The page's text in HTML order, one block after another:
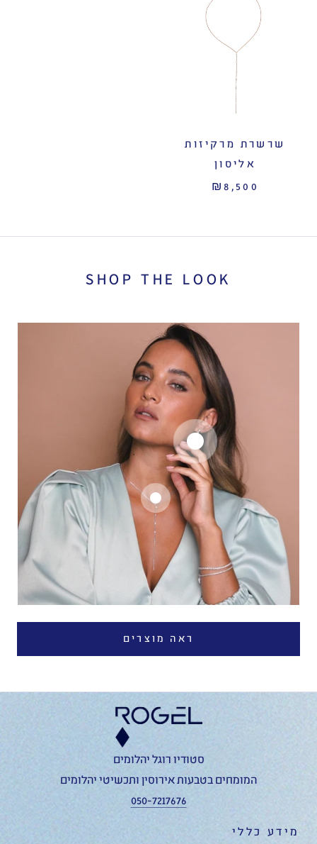
שרשרת מרקיזות
אליסון
₪8,500
SHOP THE LOOK
ראה מוצרים
סטודיו רוגל יהלומים
המומחים בטבעות אירוסין ותכשיטי יהלומים
050-7217676
מידע כללי